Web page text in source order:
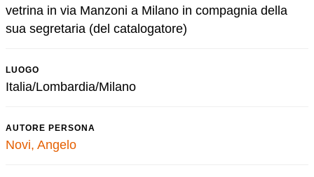
vetrina in via Manzoni a Milano in compagnia della
sua segretaria (del catalogatore)
LUOGO
Italia/Lombardia/Milano
AUTORE PERSONA
Novi, Angelo